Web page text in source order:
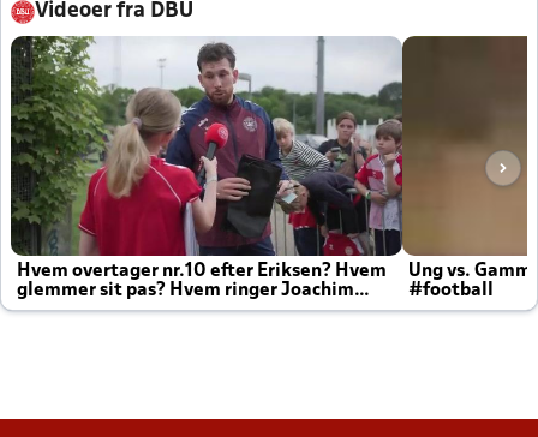
Videoer fra DBU
Hvem overtager nr.10 efter Eriksen? Hvem
glemmer sit pas? Hvem ringer Joachim
altid til efter kampe?
Ung vs.
#football